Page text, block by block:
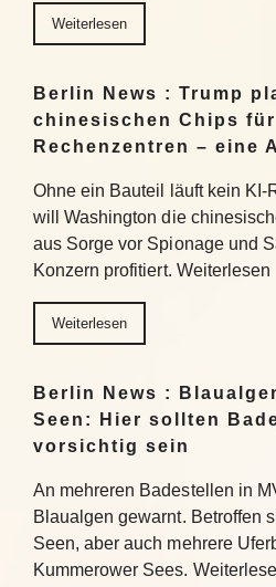
Weiterlesen
Berlin News : Trump
chinesischen Chips
Rechenzentren – eine
Ohne ein Bauteil läuft kein KI-
will Washington die
aus Sorge vor Spionage und
Konzern profitiert. Weiterlesen
Weiterlesen
Berlin News :
Seen: Hier sollten
vorsichtig sein
An mehreren Badestellen in
Blaualgen gewarnt. Betroffen
Seen, aber auch mehrere
Kummerower Sees.